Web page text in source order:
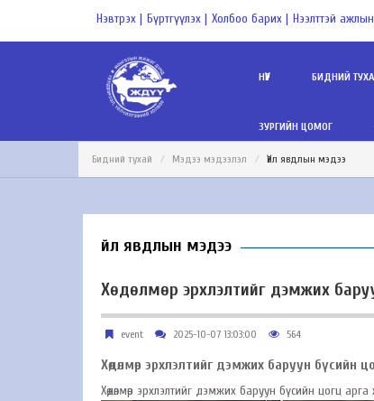
Нэвтрэх | Бүртгүүлэх | Холбоо барих | Нээлттэй
НҮҮР БИДНИЙ
ЗУРГИЙН ЦОМОГ
Бидний тухай Мэдээ мэдээлэл Үйл явдлын мэдээ
Үйл явдлын мэдээ
Хөдөлмөр эрхлэлтийг дэмжих
event 2025-10-07 13:03:00 564
Хөдөлмөр эрхлэлтийг дэмжих баруун бүсийн
Хөдөлмөр эрхлэлтийг дэмжих баруун бүсийн цогц арга